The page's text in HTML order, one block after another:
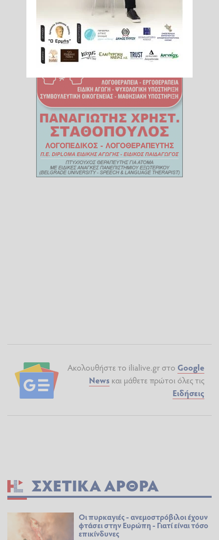
Ακολουθήστε το ilialive.gr στο Google
News και μάθετε πρώτοι όλες τις
Ειδήσεις
ΣΧΕΤΙΚΆ ΆΡΘΡΑ
Οι πυρκαγιές - ανεμοστρόβιλοι έχουν
φτάσει στην Ευρώπη - Γιατί είναι τόσο
επικίνδυνες